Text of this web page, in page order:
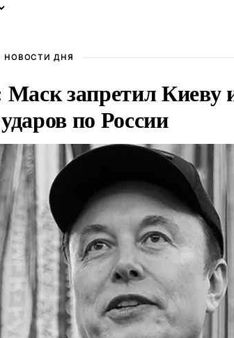
НОВОСТИ ДНЯ
запретил Киеву
по России